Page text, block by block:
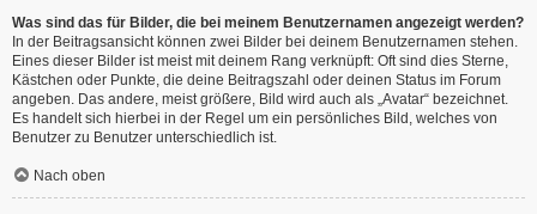
Was sind das für Bilder, die bei meinem Benutzernamen angezeigt werden?
In der Beitragsansicht können zwei Bilder bei deinem Benutzernamen stehen.
Eines dieser Bilder ist meist mit deinem Rang verknüpft: Oft sind dies Sterne,
Kästchen oder Punkte, die deine Beitragszahl oder deinen Status im Forum
angeben. Das andere, meist größere, Bild wird auch als „Avatar“ bezeichnet.
Es handelt sich hierbei in der Regel um ein persönliches Bild, welches von
Benutzer zu Benutzer unterschiedlich ist.
Nach oben